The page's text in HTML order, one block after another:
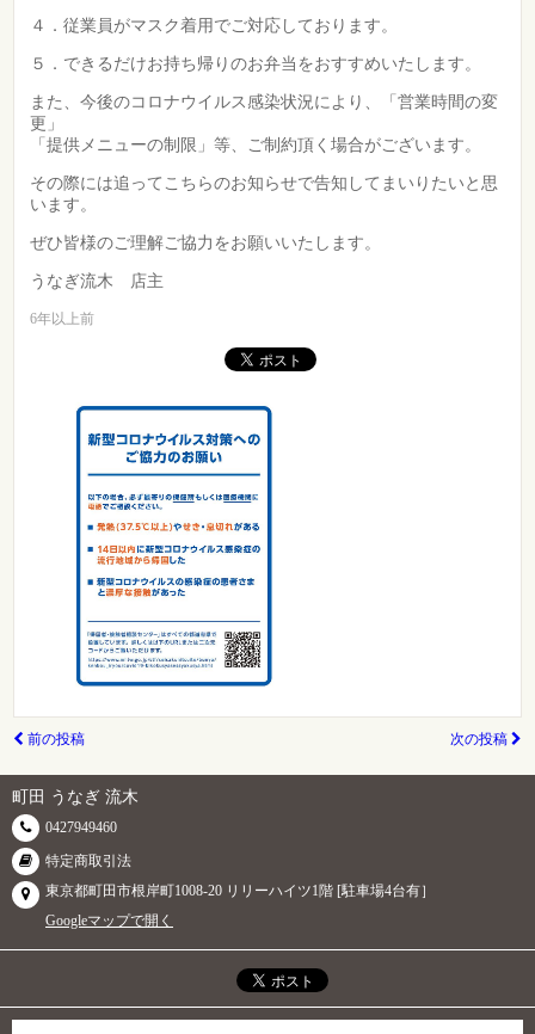
４．従業員がマスク着用でご対応しております。
５．できるだけお持ち帰りのお弁当をおすすめいたします。
また、今後のコロナウイルス感染状況により、「営業時間の変
更」
「提供メニューの制限」等、ご制約頂く場合がございます。
その際には追ってこちらのお知らせで告知してまいりたいと思
います。
ぜひ皆様のご理解ご協力をお願いいたします。
うなぎ流木 店主
6年以上前
前の投稿 次の投稿
町田 うなぎ 流木
0427949460
特定商取引法
東京都町田市根岸町1008-20 リリーハイツ1階 [駐車場4台有］
Googleマップで開く